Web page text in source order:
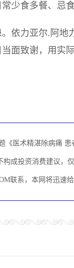
少食多餐、忌
依力亚尔.阿
面致谢，用实
《医术精湛除病痛
成投资消费建议，
联系，本网将迅速